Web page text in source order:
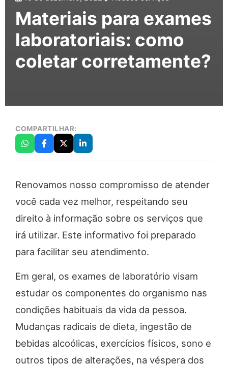
Materiais para exames
laboratoriais: como
coletar corretamente?
COMPARTILHAR:
Renovamos nosso compromisso de atender
você cada vez melhor, respeitando seu
direito à informação sobre os serviços que
irá utilizar. Este informativo foi preparado
para facilitar seu atendimento.
Em geral, os exames de laboratório visam
estudar os componentes do organismo nas
condições habituais da vida da pessoa.
Mudanças radicais de dieta, ingestão de
bebidas alcoólicas, exercícios físicos, sono e
outros tipos de alterações, na véspera dos